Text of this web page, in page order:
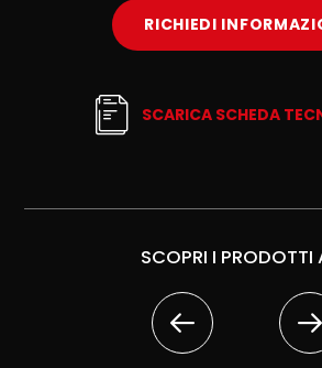
RICHIEDI
SCARICA SCHEDA
SCOPRI I PRODOTTI